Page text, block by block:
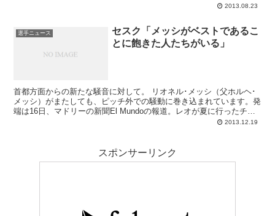
2013.08.23
選手ニュース
セスク「メッシがベストであるこ
とに飽きた人たちがいる」
首都方面からの新たな騒音に対して。 リオネル･メッシ（父ホルヘ･
メッシ）がまたしても、ピッチ外での騒動に巻き込まれています。発
端は16日、マドリーの新聞El Mundoの報道。レオが夏に行ったチャ
2013.12.19
スポンサーリンク